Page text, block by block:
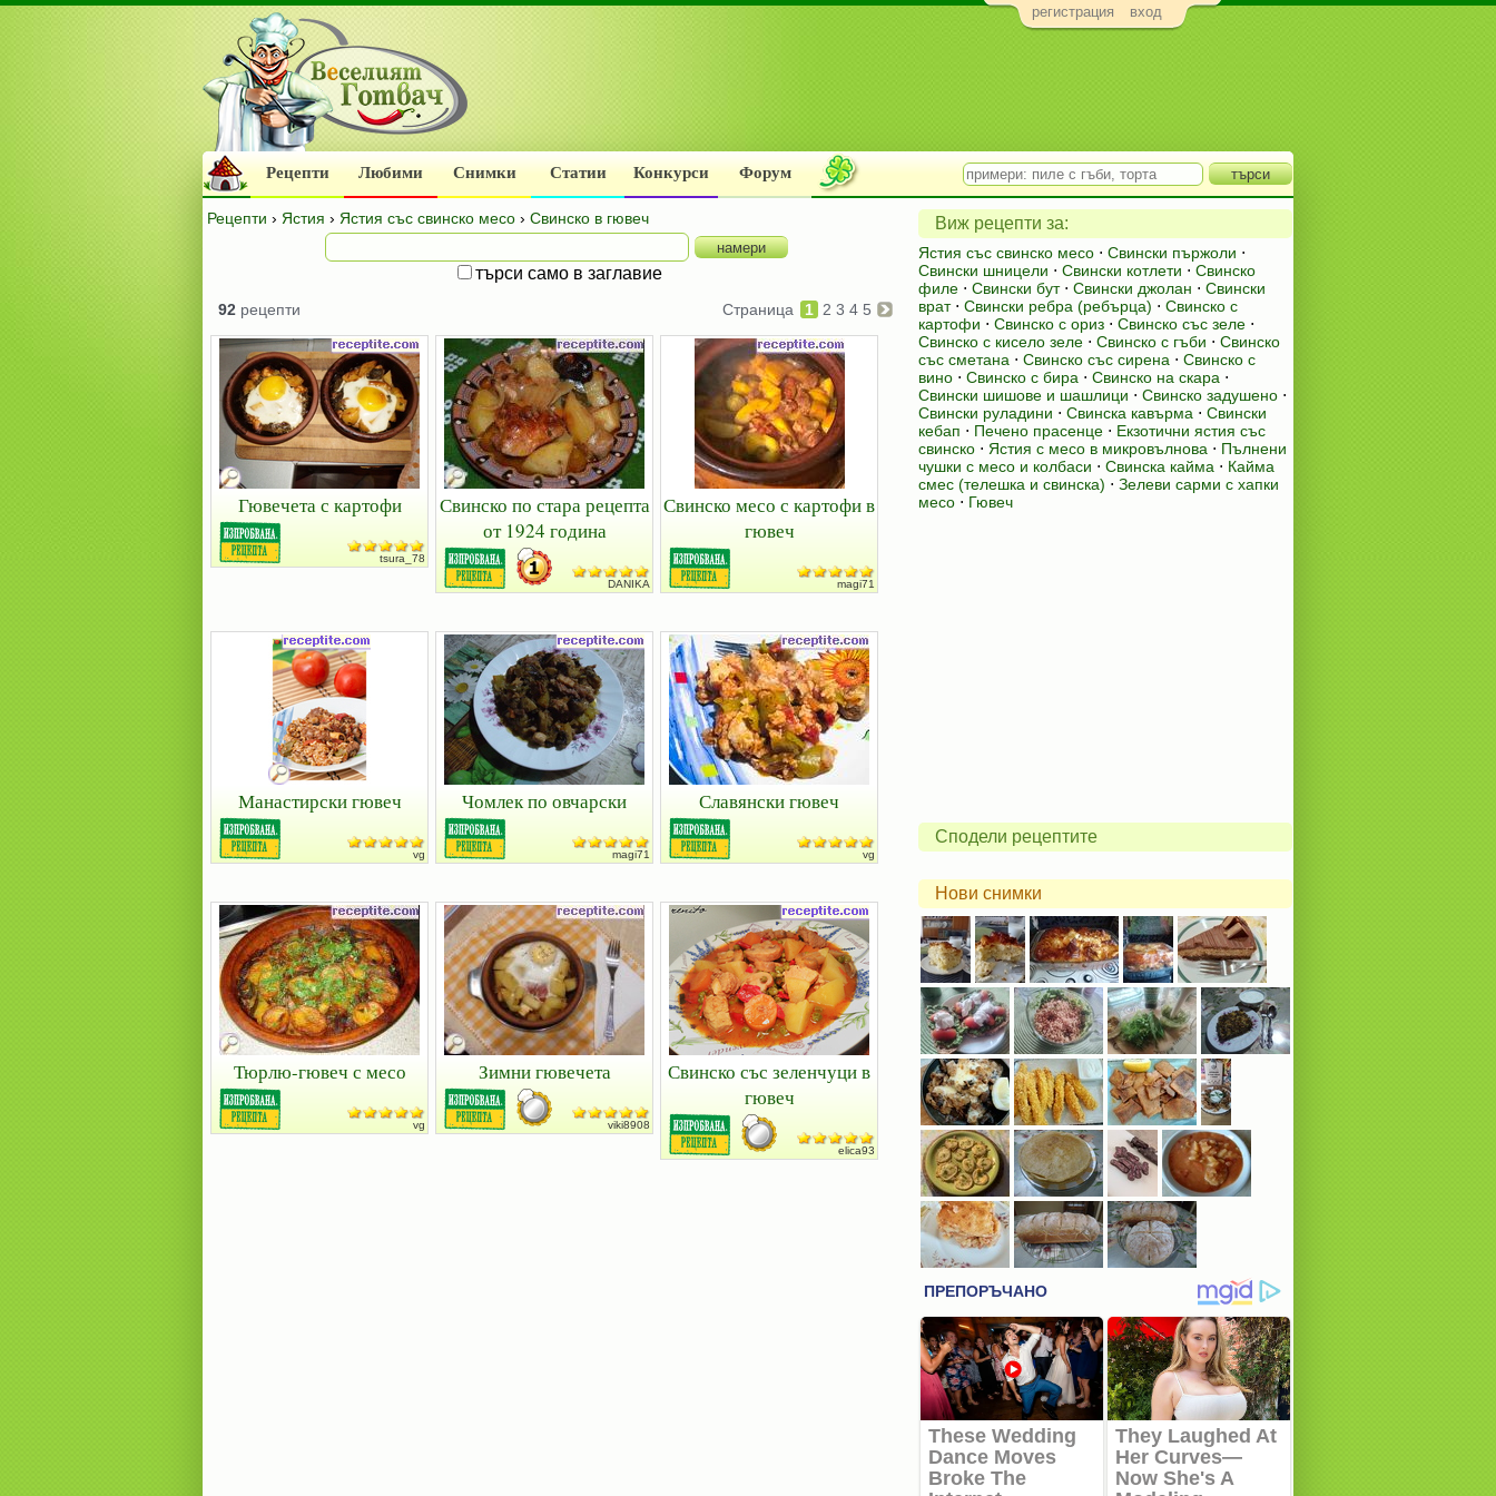
регистрация вход
Рецепти Любими Снимки Статии Конкурси Форум
Рецепти › Ястия › Ястия със свинско месо › Свинско в гювеч
търси само в заглавие
92 рецепти Страница 1 2 3 4 5
Гювечета с картофи
tsura_78
Свинско по стара рецепта
от 1924 година
DANIKA
Свинско месо с картофи в
гювеч
magi71
Манастирски гювеч
vg
Чомлек по овчарски
magi71
Славянски гювеч
vg
Тюрлю-гювеч с месо
vg
Зимни гювечета
viki8908
Свинско със зеленчуци в
гювеч
elica93
Виж рецепти за:
Ястия със свинско месо ⋅ Свински пържоли ⋅
Свински шницели ⋅ Свински котлети ⋅ Свинско
филе ⋅ Свински бут⋅ Свински джолан ⋅ Свински
врат⋅ Свински ребра (ребърца) ⋅ Свинско с
картофи ⋅ Свинско с ориз ⋅ Свинско със зеле ⋅
Свинско с кисело зеле ⋅ Свинско с гъби ⋅ Свинско
със сметана ⋅ Свинско със сирена ⋅ Свинско с
вино ⋅ Свинско с бира ⋅ Свинско на скара ⋅
Свински шишове и шашлици ⋅ Свинско задушено ⋅
Свински руладини ⋅ Свинска кавърма ⋅ Свински
кебап ⋅ Печено прасенце ⋅ Екзотични ястия със
свинско ⋅ Ястия с месо в микровълнова ⋅ Пълнени
чушки с месо и колбаси ⋅ Свинска кайма ⋅ Кайма
смес (телешка и свинска) ⋅ Зелеви сарми с хапки
месо ⋅ Гювеч
Сподели рецептите
Нови снимки